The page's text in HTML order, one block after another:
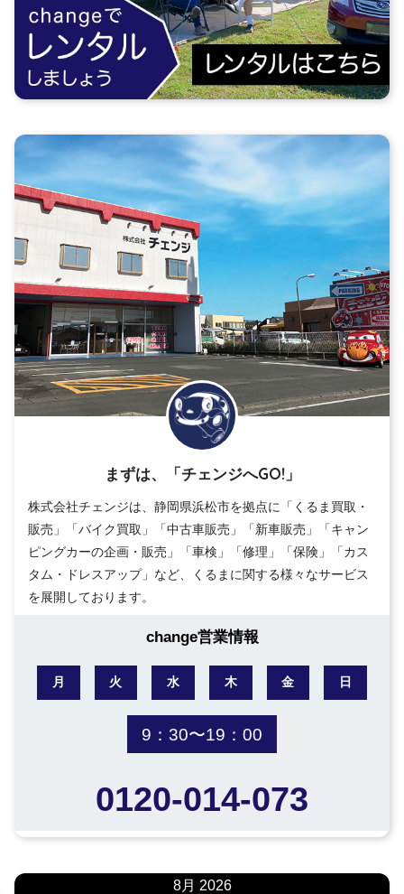
まずは、「チェンジへGO!」
株式会社チェンジは、静岡県浜松市を拠点に「くるま買取・
販売」「バイク買取」「中古車販売」「新車販売」「キャン
ピングカーの企画・販売」「車検」「修理」「保険」「カス
タム・ドレスアップ」など、くるまに関する様々なサービス
を展開しております。
change営業情報
月 火 水 木 金 日
9：30〜19：00
0120-014-073
8月 2026